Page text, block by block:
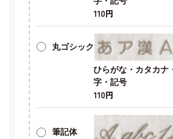
110円
丸ゴシック
ひらがな・カタカナ
字・記号
110円
筆記体